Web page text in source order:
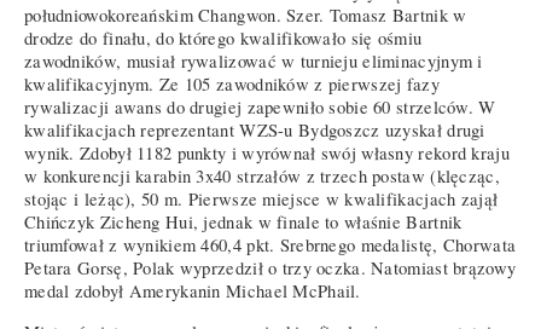
południowokoreańskim Changwon. Szer. Tomasz Bartnik w
drodze do finału, do którego kwalifikowało się ośmiu
zawodników, musiał rywalizować w turnieju eliminacyjnym i
kwalifikacyjnym. Ze 105 zawodników z pierwszej fazy
rywalizacji awans do drugiej zapewniło sobie 60 strzelców. W
kwalifikacjach reprezentant WZS-u Bydgoszcz uzyskał drugi
wynik. Zdobył 1182 punkty i wyrównał swój własny rekord kraju
w konkurencji karabin 3x40 strzałów z trzech postaw (klęcząc,
stojąc i leżąc), 50 m. Pierwsze miejsce w kwalifikacjach zajął
Chińczyk Zicheng Hui, jednak w finale to właśnie Bartnik
triumfował z wynikiem 460,4 pkt. Srebrnego medalistę, Chorwata
Petara Gorsę, Polak wyprzedził o trzy oczka. Natomiast brązowy
medal zdobył Amerykanin Michael McPhail.